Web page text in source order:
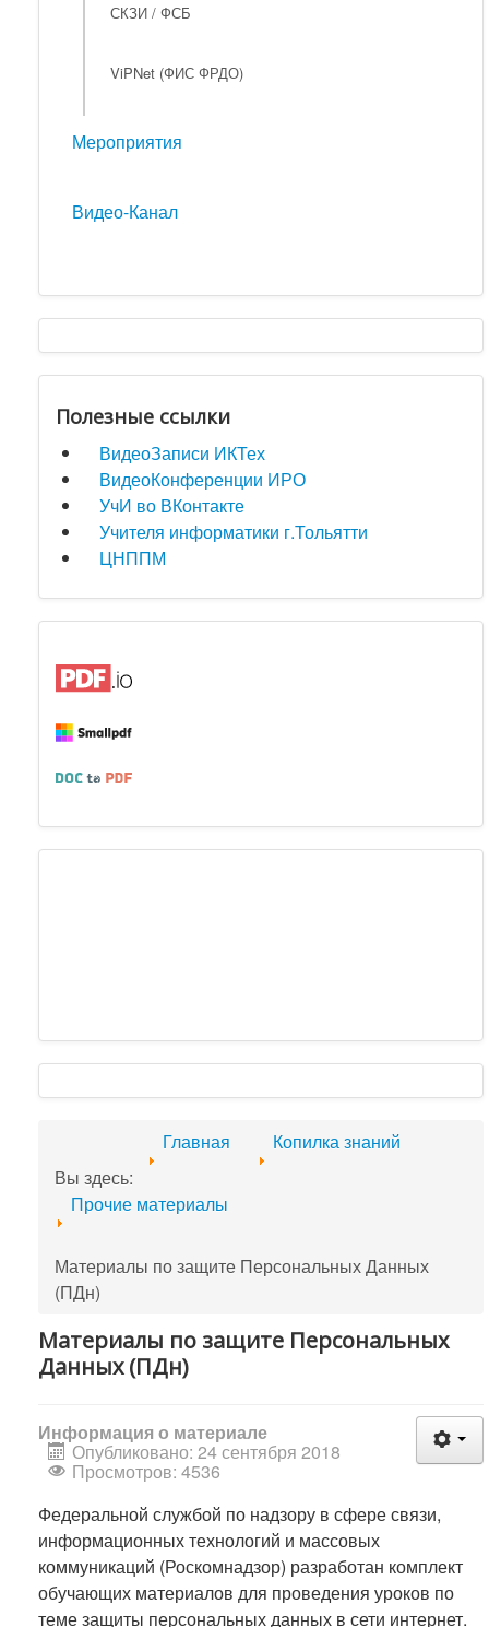
СКЗИ / ФСБ
ViPNet (ФИС ФРДО)
Мероприятия
Видео-Канал
Полезные ссылки
ВидеоЗаписи ИКТех
ВидеоКонференции ИРО
УчИ во ВКонтакте
Учителя информатики г.Тольятти
ЦНППМ
Вы здесь:
Главная Копилка знаний
Прочие материалы
Материалы по защите Персональных Данных
(ПДн)
Материалы по защите Персональных
Данных (ПДн)
Информация о материале
Опубликовано: 24 сентября 2018
Просмотров: 4536
Федеральной службой по надзору в сфере связи,
информационных технологий и массовых
коммуникаций (Роскомнадзор) разработан комплект
обучающих материалов для проведения уроков по
теме защиты персональных данных в сети интернет.